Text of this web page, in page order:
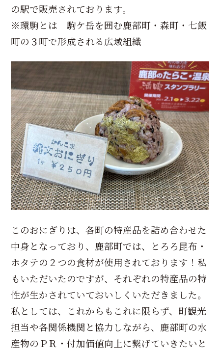
の駅で販売されております。
※環駒とは 駒ケ岳を囲む鹿部町・森町・七飯
町の３町で形成される広域組織
このおにぎりは、各町の特産品を詰め合わせた
中身となっており、鹿部町では、とろろ昆布・
ホタテの２つの食材が使用されております！私
もいただいたのですが、それぞれの特産品の特
性が生かされていておいしくいただきました。
私としては、これからもこれに限らず、町観光
担当や各関係機関と協力しながら、鹿部町の水
産物のＰＲ・付加価値向上に繋げていきたいと